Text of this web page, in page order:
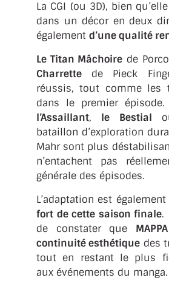
La CGI (ou 3D), bien
dans un décor en deux
également d’une qualité
Le Titan Mâchoire de
Charrette de Pieck
réussis, tout comme les
dans le premier épisode.
l’Assaillant, le Bestial
bataillon d’exploration
Mahr sont plus
n’entachent pas
générale des épisodes.
L’adaptation est également
fort de cette saison finale.
de constater que
continuité esthétique des
tout en restant le plus
aux événements du manga.